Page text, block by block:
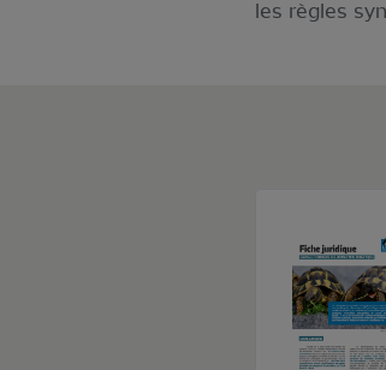
les règles